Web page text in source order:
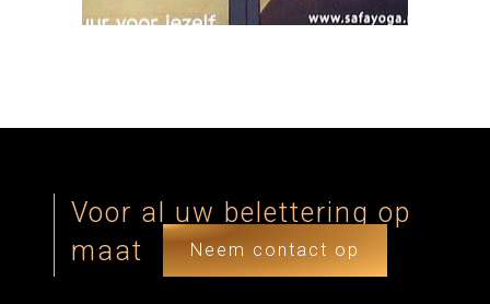
Voor al uw belettering op
maat
Neem contact op